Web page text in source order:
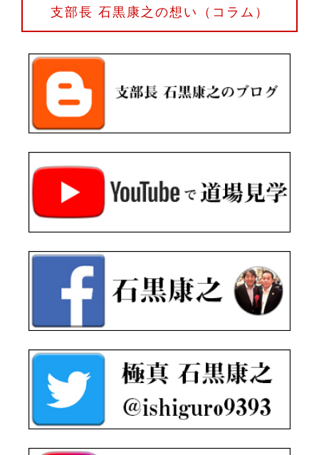
支部長 石黒康之の想い（コラム）